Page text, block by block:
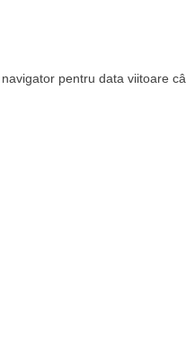
pentru data viitoare